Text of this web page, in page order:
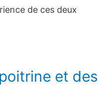
de ces deux
et des